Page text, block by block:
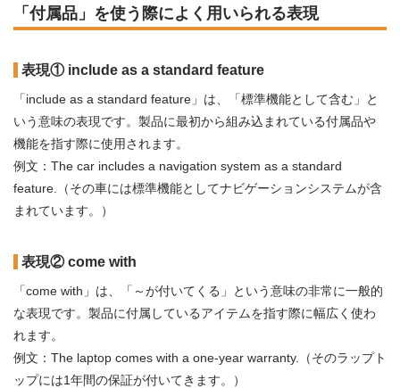
「付属品」を使う際によく用いられる表現
表現① include as a standard feature
「include as a standard feature」は、「標準機能として含む」と
いう意味の表現です。製品に最初から組み込まれている付属品や
機能を指す際に使用されます。
例文：The car includes a navigation system as a standard
feature.（その車には標準機能としてナビゲーションシステムが含
まれています。）
表現② come with
「come with」は、「～が付いてくる」という意味の非常に一般的
な表現です。製品に付属しているアイテムを指す際に幅広く使わ
れます。
例文：The laptop comes with a one-year warranty.（そのラップト
ップには1年間の保証が付いてきます。）